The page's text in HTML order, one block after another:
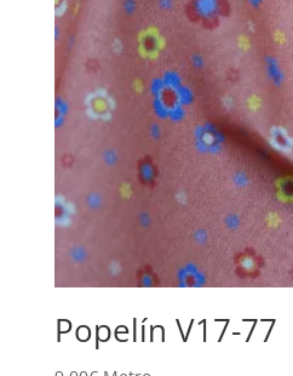
Popelín V17-77